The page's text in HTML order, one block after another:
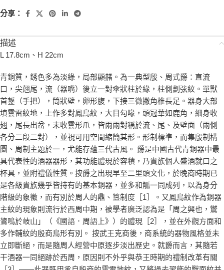
分享：
描述
L 17.8cm、H 22cm
青銅質，銹色多為淡綠，局部顯赭。為一典型殷、周式爵：直流
口，尖翹尾，流（器嘴）後立一對傘狀柱於緣，柱側劃弦紋。單獸
首鋬（手把），筒狀壁，卵形腹，下接三微撇角椎長足。器身大部
填雲雷紋地，上作多對鳳鳥紋，大目勾喙，頭冠華如鹿角，細身收
翅，尾長出岔，末收雲形爪，皆兩兩對稱於流、尾、及壁面（兩側
各分二段二對），並視可用空間縮簡其形。形制標準，而集殷制構
圖、周制主題於一，尤能存蘊三代古風。 爵是中國古代青銅器中最
具代表性的酒器器形，其功能體現於容積，乃貴族個人盛酒就口之
杯具，並附禮儀性質。按爵之出現早至二里頭文化，於晚商時期已
是各級貴族幾乎皆持有的基本銅器，並多和觚一同成列，以為身分
階級的象徵，而有別於周人的鼎、簋制度［1］。又鳳鳥紋作為銅器
主紋的現象則流行於西周中期，被學者廣泛認為是「周之興也，鸑
鷟鳴於岐山」（《國語．周語上》）的體現［2］，並在外觀方面和
多作輔紋的殷商鳥形有別。 按武王克商後，商系統的器物風格並未
立即斷絕，而是隨周人經營中原逐步淡出歷史。就爵而言，其隨若
干酒器一同絕跡於西周，原因則不外乎與恭王時期的禮制改革有關